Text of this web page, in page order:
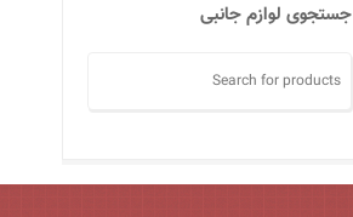
جستجوی لوازم جانبی